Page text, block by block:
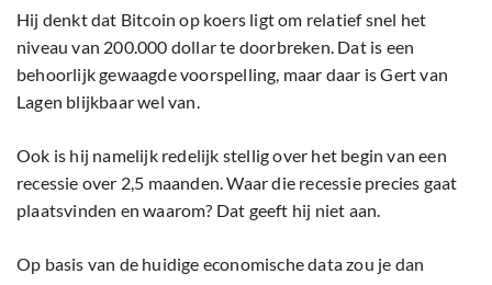
Hij denkt dat Bitcoin op koers ligt om relatief snel het
niveau van 200.000 dollar te doorbreken. Dat is een
behoorlijk gewaagde voorspelling, maar daar is Gert van
Lagen blijkbaar wel van.
Ook is hij namelijk redelijk stellig over het begin van een
recessie over 2,5 maanden. Waar die recessie precies gaat
plaatsvinden en waarom? Dat geeft hij niet aan.
Op basis van de huidige economische data zou je dan